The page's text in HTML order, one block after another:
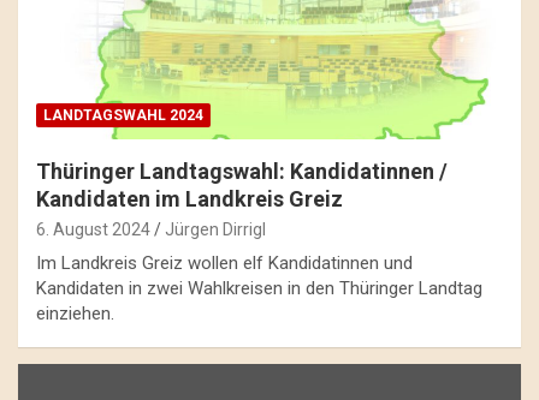
LANDTAGSWAHL 2024
Thüringer Landtagswahl: Kandidatinnen /
Kandidaten im Landkreis Greiz
6. August 2024 Jürgen Dirrigl
Im Landkreis Greiz wollen elf Kandidatinnen und
Kandidaten in zwei Wahlkreisen in den Thüringer Landtag
einziehen.